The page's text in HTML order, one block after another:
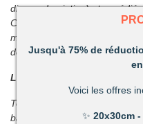
diamond painting) et
C'est pourquoi notre gamme
modèles en stock et
domicile.
Les services Love Diamond
Tous les kits comprennent la
base nécessaires pour
Jusqu'à 75% de
Voici les offres
✨ 20x30cm -